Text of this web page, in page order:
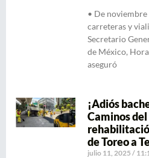
• De noviembre
carreteras y
Secretario
de México,
aseguró
¡Adiós
Caminos
de Toreo a
julio 11, 2025